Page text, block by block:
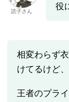
読子さん
役
相変わらず
けてるけど、
王者のプラ